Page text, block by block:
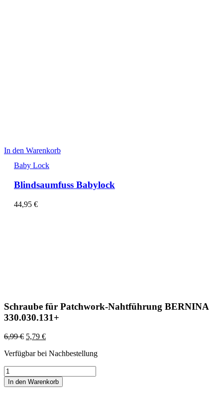
In den Warenkorb
Baby Lock
Blindsaumfuss Babylock
44,95 €
Schraube für Patchwork-Nahtführung BERNINA
330.030.131+
6,99€ 5,79 €
Verfügbar bei Nachbestellung
Schraube
für
Patchwork-
In den Warenkorb